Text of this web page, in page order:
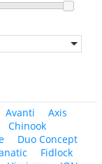
Avanti
Axis
Chinook
Duo Concept
Fidlock